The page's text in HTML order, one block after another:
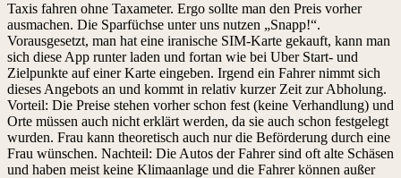
Taxis fahren ohne Taxameter. Ergo sollte man den Preis vorher
ausmachen. Die Sparfüchse unter uns nutzen „Snapp!“.
Vorausgesetzt, man hat eine iranische SIM-Karte gekauft, kann man
sich diese App runter laden und fortan wie bei Uber Start- und
Zielpunkte auf einer Karte eingeben. Irgend ein Fahrer nimmt sich
dieses Angebots an und kommt in relativ kurzer Zeit zur Abholung.
Vorteil: Die Preise stehen vorher schon fest (keine Verhandlung) und
Orte müssen auch nicht erklärt werden, da sie auch schon festgelegt
wurden. Frau kann theoretisch auch nur die Beförderung durch eine
Frau wünschen. Nachteil: Die Autos der Fahrer sind oft alte Schäsen
und haben meist keine Klimaanlage und die Fahrer können außer